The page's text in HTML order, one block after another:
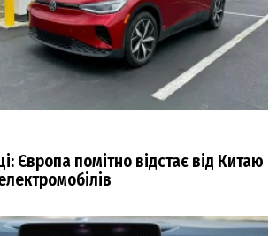
Європа помітно відстає від Китаю